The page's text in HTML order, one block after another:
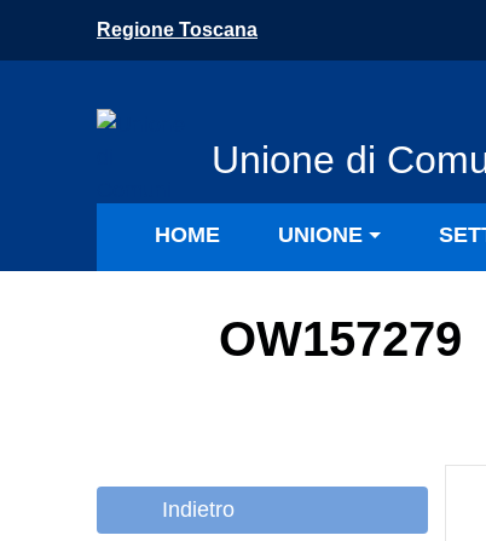
Vai al menu di navigazione
Regione Toscana
Unione di
HOME UNIONE
OW157279
Indietro